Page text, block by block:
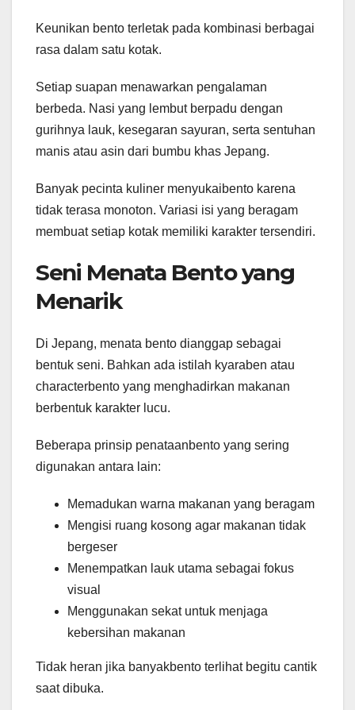
Keunikan bento terletak pada kombinasi berbagai
rasa dalam satu kotak.
Setiap suapan menawarkan pengalaman
berbeda. Nasi yang lembut berpadu dengan
gurihnya lauk, kesegaran sayuran, serta sentuhan
manis atau asin dari bumbu khas Jepang.
Banyak pecinta kuliner menyukaibento karena
tidak terasa monoton. Variasi isi yang beragam
membuat setiap kotak memiliki karakter tersendiri.
Seni Menata Bento yang
Menarik
Di Jepang, menata bento dianggap sebagai
bentuk seni. Bahkan ada istilah kyaraben atau
characterbento yang menghadirkan makanan
berbentuk karakter lucu.
Beberapa prinsip penataanbento yang sering
digunakan antara lain:
Memadukan warna makanan yang beragam
Mengisi ruang kosong agar makanan tidak
bergeser
Menempatkan lauk utama sebagai fokus
visual
Menggunakan sekat untuk menjaga
kebersihan makanan
Tidak heran jika banyakbento terlihat begitu cantik
saat dibuka.